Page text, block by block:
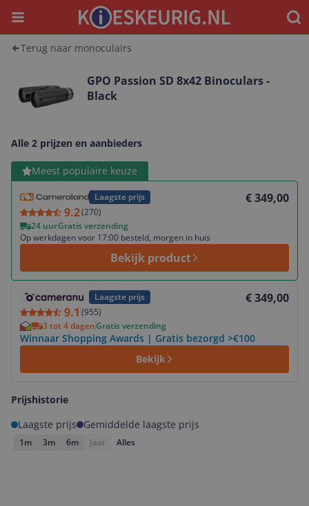
Menu
Terug naar monoculairs
GPO Passion SD 8x42 Binoculars -
Black
Alle 2 prijzen en aanbieders
Meest populaire keuze
Laagste prijs
9.2(270)
€ 349,00
24 uurGratis verzending
Op werkdagen voor 17:00 besteld, morgen in huis
Bekijk product
Bekijk product
Laagste prijs
9.1 (955)
€ 349,00
3 tot 4 dagenGratis verzending
Winnaar Shopping Awards | Gratis bezorgd >€100
Bekijk
Prijshistorie
Laagste prijs
Gemiddelde laagste prijs
1m 3m 6m Jaar Alles